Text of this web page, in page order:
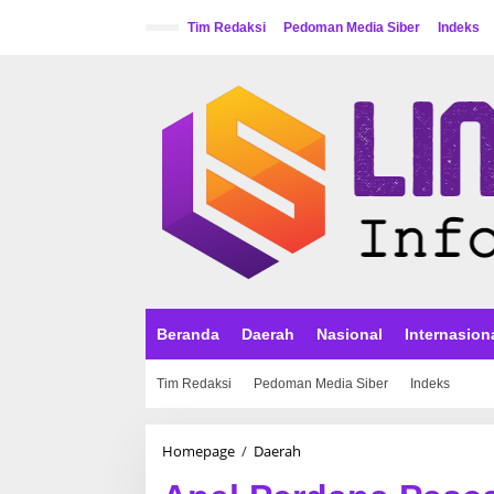
Tim Redaksi Pedoman Media Siber Indeks
Beranda Daerah Nasional
Tim Redaksi Pedoman Media Siber Indeks
Homepage / Daerah